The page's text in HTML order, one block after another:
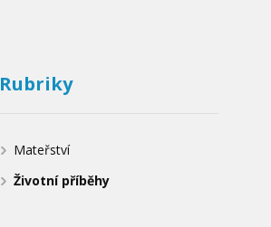
Rubriky
Mateřství
Životní příběhy